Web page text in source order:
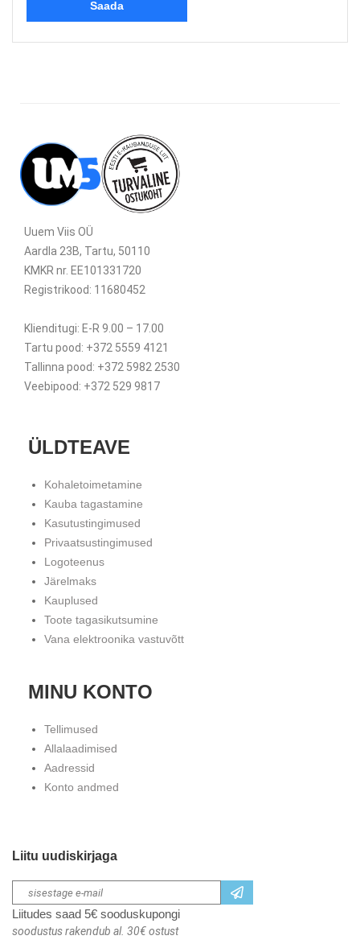
Uuem Viis OÜ
Aardla 23B, Tartu, 50110
KMKR nr. EE101331720
Registrikood: 11680452
Klienditugi: E-R 9.00 – 17.00
Tartu pood: +372 5559 4121
Tallinna pood: +372 5982 2530
Veebipood: +372 529 9817
ÜLDTEAVE
Kohaletoimetamine
Kauba tagastamine
Kasutustingimused
Privaatsustingimused
Logoteenus
Järelmaks
Kauplused
Toote tagasikutsumine
Vana elektroonika vastuvõtt
MINU KONTO
Tellimused
Allalaadimised
Aadressid
Konto andmed
Liitu uudiskirjaga
Liitudes saad 5€ sooduskupongi
soodustus rakendub al. 30€ ostust